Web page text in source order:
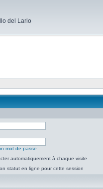
del Lario
mot de passe
automatiquement à chaque visite
statut en ligne pour cette session